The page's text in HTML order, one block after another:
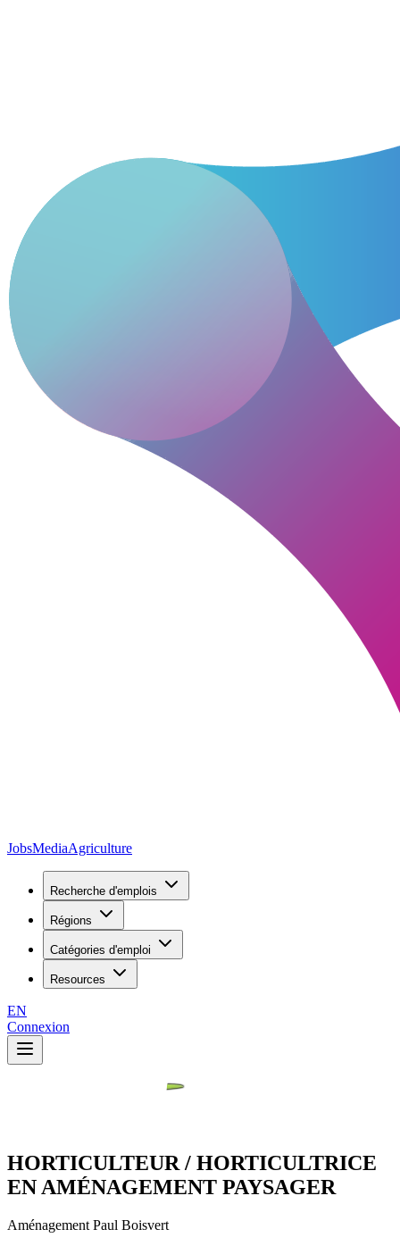
JobsMediaAgriculture
Recherche d'emplois
Régions
Catégories d'emploi
Resources
EN
Connexion
HORTICULTEUR / HORTICULTRICE
EN AMÉNAGEMENT PAYSAGER
Aménagement Paul Boisvert